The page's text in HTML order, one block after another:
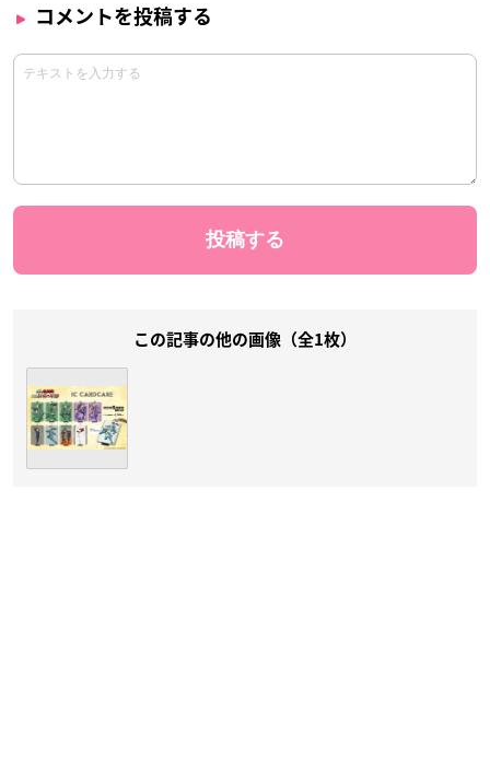
コメントを投稿する
この記事の他の画像（全1枚）